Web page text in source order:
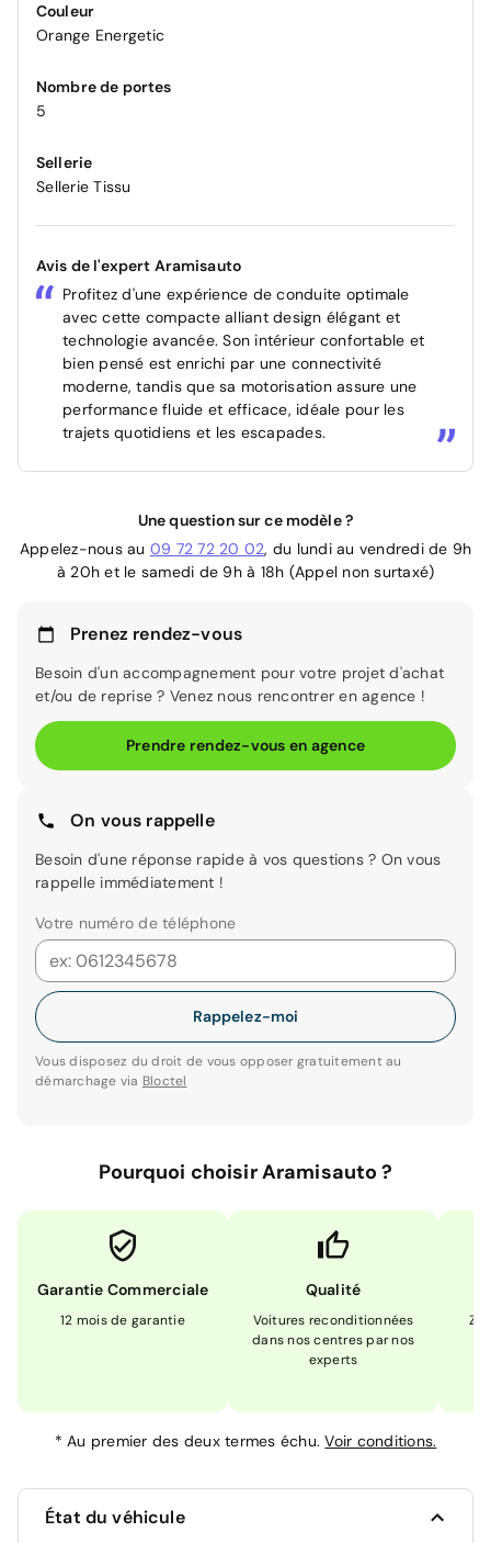
Couleur
Orange Energetic
Nombre de portes
5
Sellerie
Sellerie Tissu
Avis de l'expert Aramisauto
Profitez d'une expérience de conduite optimale
avec cette compacte alliant design élégant et
technologie avancée. Son intérieur confortable et
bien pensé est enrichi par une connectivité
moderne, tandis que sa motorisation assure une
performance fluide et efficace, idéale pour les
trajets quotidiens et les escapades.
Une question sur ce modèle ?
Appelez-nous au 09 72 72 20 02, du lundi au vendredi de 9h
à 20h et le samedi de 9h à 18h (Appel non surtaxé)
Prenez rendez-vous
Besoin d'un accompagnement pour votre projet d'achat
et/ou de reprise ? Venez nous rencontrer en agence !
Prendre rendez-vous en agence
On vous rappelle
Besoin d'une réponse rapide à vos questions ? On vous
rappelle immédiatement !
Votre numéro de téléphone
Rappelez-moi
Vous disposez du droit de vous opposer gratuitement au
démarchage via Bloctel
Pourquoi choisir Aramisauto ?
Garantie Commerciale
12 mois de garantie
Qualité
Voitures reconditionnées
dans nos centres par nos
experts
*Au premier des deux termes échu.Voir conditions.
État du véhicule